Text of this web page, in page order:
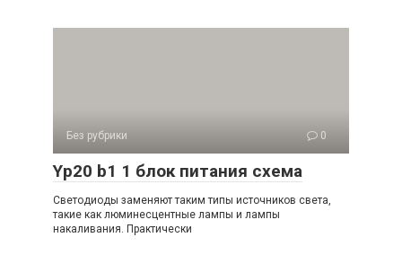
Без рубрики 0
Yp20 b1 1 блок питания схема
Светодиоды заменяют таким типы источников света,
такие как люминесцентные лампы и лампы
накаливания. Практически